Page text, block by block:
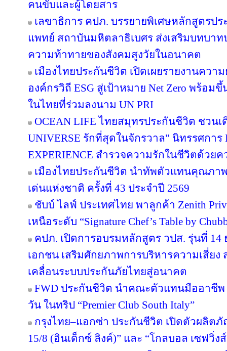
คนขับและผู้โดยสาร
เลขาธิการ คปภ. บรรยายพิเศษหลักสูตรป
แพทย์ สถาบันมหิตลาธิเบศร ส่งเสริมบทบา
ความท้าทายของสังคมสูงวัยในอนาคต
เมืองไทยประกันชีวิต เปิดเผยรายงานควา
องค์กรวิถี ESG สู่เป้าหมาย Net Zero พร้อ
ในไทยที่ร่วมลงนาม UN PRI
OCEAN LIFE ไทยสมุทรประกันชีวิต ชวนเ
UNIVERSE รักที่สุดในจักรวาล" นิทรรศการ
EXPERIENCE สำรวจความรักในชีวิตด้วย
เมืองไทยประกันชีวิต นำทัพตัวแทนคุณภ
เด่นแห่งชาติ ครั้งที่ 43 ประจำปี 2569
ชับบ์ ไลฟ์ ประเทศไทย พาลูกค้า Zenith
เหนือระดับ “Signature Chef’s Table by
คปภ. เปิดการอบรมหลักสูตร วปส. รุ่นที่ 14
เอกชน เสริมศักยภาพการบริหารความเสี่ยง ส
เคลื่อนระบบประกันภัยไทยสู่อนาคต
FWD ประกันชีวิต นำคณะตัวแทนมืออาชี
วัน ในทริป “Premier Club South Italy”
กรุงไทย–แอกซ่า ประกันชีวิต เปิดตัวผลิต
15/8 (อินเด็กซ์ ลิงค์)” และ “โกลบอล เซฟวิ่ง